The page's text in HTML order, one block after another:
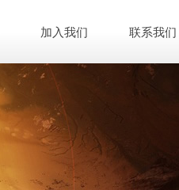
加入我们 联系我们